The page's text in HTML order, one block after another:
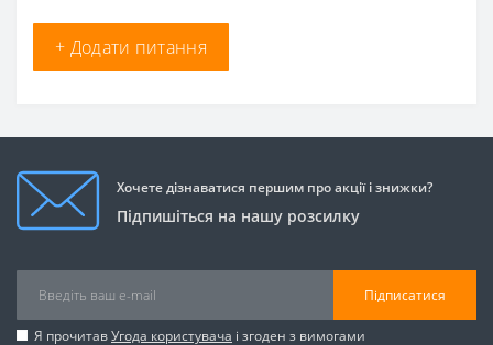
+ Додати питання
Хочете дізнаватися першим про акції і знижки?
Підпишіться на нашу розсилку
Підписатися
Я прочитавУгода користувача і згоден з вимогами